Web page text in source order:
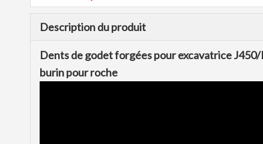
Description du produit
Dents de godet forgées pour excavatrice
burin pour roche